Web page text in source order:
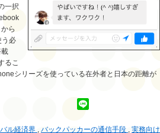
一択
ら
う必
るこ
シリーズを使っている在外者と日本の距離が
ル経済界 , バックパッカーの通信手段 , 実務向け